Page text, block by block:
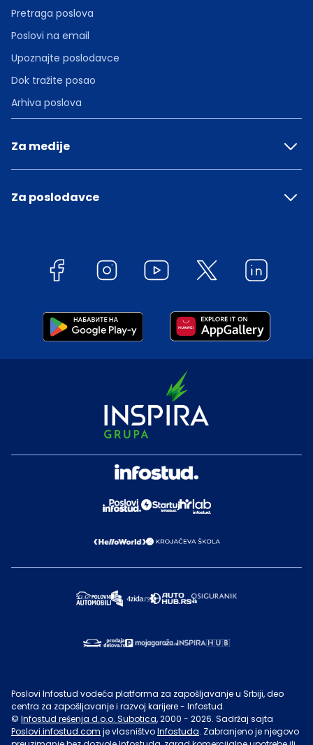
Pretraga poslova
Poslovi na email
Upoznajte poslodavce
Dok tražite posao
Arhiva poslova
Za medije
Za poslodavce
Poslovi Infostud vodeća platforma za zapošljavanje u Srbiji, deo
centra za zapošljavanje i razvoj karijere - Infostud.
© Infostud rešenja d.o.o. Subotica, 2000 - 2026. Sadržaj sajta
Poslovi.infostud.com je vlasništvoInfostuda. Zabranjeno je njegovo